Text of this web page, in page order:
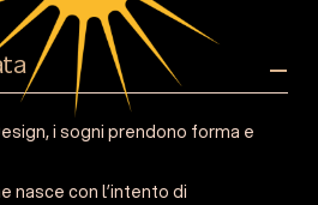
i sogni prendono forma e
nasce con l’intento di